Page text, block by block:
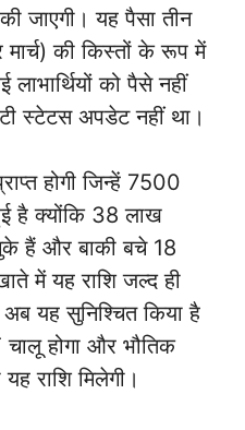
जाएगी। यह पैसा तीन
की किस्तों के रूप में
को पैसे नहीं
स्टेटस अपडेट नहीं था।
होगी जिन्हें 7500
है क्योंकि 38 लाख
हैं और बाकी बचे 18
में यह राशि जल्द ही
यह सुनिश्चित किया है
होगा और भौतिक
राशि मिलेगी।